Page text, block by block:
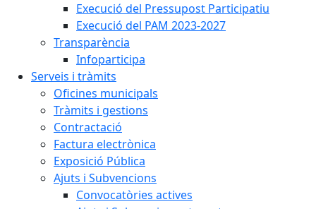
Execució del Pressupost Participatiu
Execució del PAM 2023-2027
Transparència
Infoparticipa
Serveis i tràmits
Oficines municipals
Tràmits i gestions
Contractació
Factura electrònica
Exposició Pública
Ajuts i Subvencions
Convocatòries actives